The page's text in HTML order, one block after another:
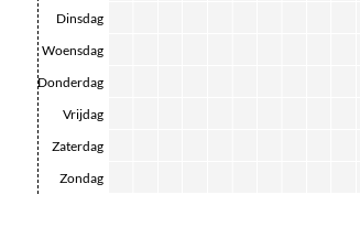
Dinsdag
Woensdag
Donderdag
Vrijdag
Zaterdag
Zondag